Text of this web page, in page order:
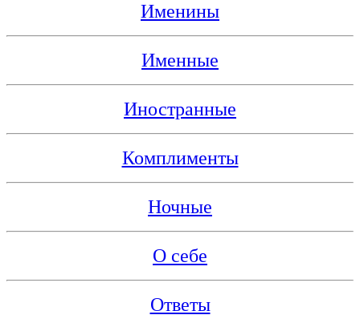
Именины
Именные
Иностранные
Комплименты
Ночные
О себе
Ответы